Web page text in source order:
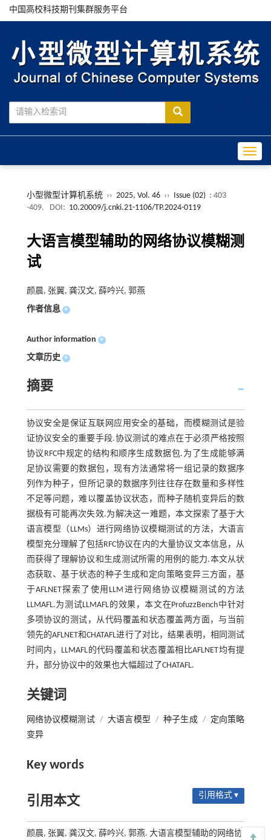
中国高校科技期刊集群服务平台
小型微型计算机系统 ›› 2025, Vol. 46 ›› Issue (02) : 403
-409.
DOI: 10.20009/j.cnki.21-1106/TP.2024-0119
大语言模型辅助的网络协议模糊测
试
颜晨, 张翼, 龚汉文, 薛吟兴, 郭燕
作者信息 +
Author information +
文章历史 +
摘要
协议安全是保证互联网应用安全的基础，而模糊测试是验
证协议安全的重要手段.协议测试的难点在于必须严格按照
协议RFC中规定的结构和顺序生成数据包.为了生成能够满
足协议需要的数据包，现有方法通常将一组记录的数据序
列作为种子，但所记录的数据序列往往存在数量和多样性
不足等问题，难以覆盖协议状态，而种子随机变异后的数
据极有可能再次失效.为解决这一难题，本文探索了基于大
语言模型（LLMs）进行网络协议模糊测试的方法，大语言
模型充分理解了包括RFC协议在内的大量协议文本信息，从
而获得了理解协议和生成测试所需的用例的能力.本文从状
态获取、基于状态的种子生成和定向策略变异三方面，基
于AFLNET探索了使用LLM进行网络协议模糊测试的方法
LLMAFL.为测试LLMAFL的效果，本文在ProfuzzBench中针对
多项协议的测试，从代码覆盖和状态覆盖两方面，与当前
领先的AFLNET和CHATAFL进行了对比，结果表明，相同测试
时间内，LLMAFL的代码覆盖和状态覆盖相比AFLNET均有提
升，部分协议中的效果也大幅超过了CHATAFL.
关键词
网络协议模糊测试 / 大语言模型 / 种子生成 /
定向策略
变异
Key words
引用本文 引用格式 ▾
颜晨, 张翼, 龚汉文, 薛吟兴, 郭燕. 大语言模型辅助的网络协